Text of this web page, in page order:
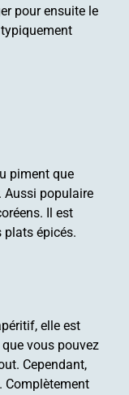
pour ensuite le
typiquement
piment que
Aussi populaire
Il est
plats épicés.
elle est
vous pouvez
Cependant,
. Complètement